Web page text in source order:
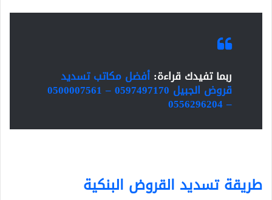
ربما تفيدك قراءة: أفضل مكاتب تسديد
قروض الجبيل 0597497170 – 0500007561
– 0556296204
طريقة تسديد القروض البنكية